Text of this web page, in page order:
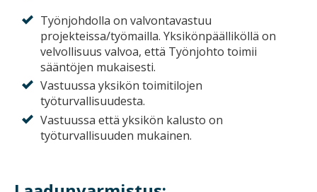
Työnjohdolla on valvontavastuu
projekteissa/työmailla. Yksikönpäälliköllä on
velvollisuus valvoa, että Työnjohto toimii
sääntöjen mukaisesti.
Vastuussa yksikön toimitilojen
työturvallisuudesta.
Vastuussa että yksikön kalusto on
työturvallisuuden mukainen.